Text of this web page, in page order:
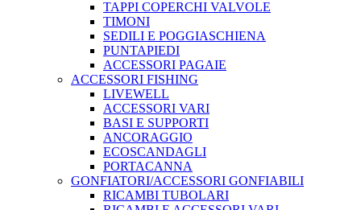
TAPPI COPERCHI VALVOLE
TIMONI
SEDILI E POGGIASCHIENA
PUNTAPIEDI
ACCESSORI PAGAIE
ACCESSORI FISHING
LIVEWELL
ACCESSORI VARI
BASI E SUPPORTI
ANCORAGGIO
ECOSCANDAGLI
PORTACANNA
GONFIATORI/ACCESSORI GONFIABILI
RICAMBI TUBOLARI